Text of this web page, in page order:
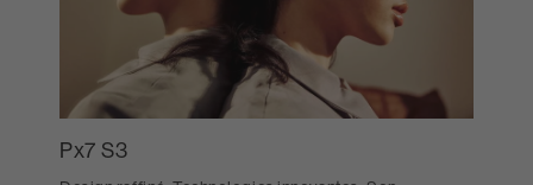
Px7 S3